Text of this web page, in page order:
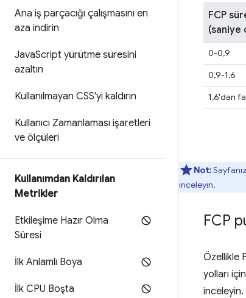
Ana iş parçacığı çalışmasını en
aza indirin
JavaScript yürütme süresini
azaltın
Kullanılmayan CSS'yi kaldırın
Kullanıcı Zamanlaması işaretleri
ve ölçüleri
Kullanımdan Kaldırılan
Metrikler
Etkileşime Hazır Olma
Süresi
İlk Anlamlı Boya
İlk CPU Boşta
FCP
(saniye
0-0,9
0,9-1,6
1,6'dan
Not:
inceleyin.
FCP
Özellikle
yolları için
inceleyin.